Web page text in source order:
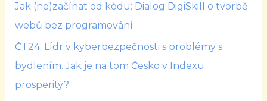
Jak (ne)začínat od kódu: Dialog DigiSkill o tvorbě
webů bez programování
ČT24: Lídr v kyberbezpečnosti s problémy s
bydlením. Jak je na tom Česko v Indexu
prosperity?